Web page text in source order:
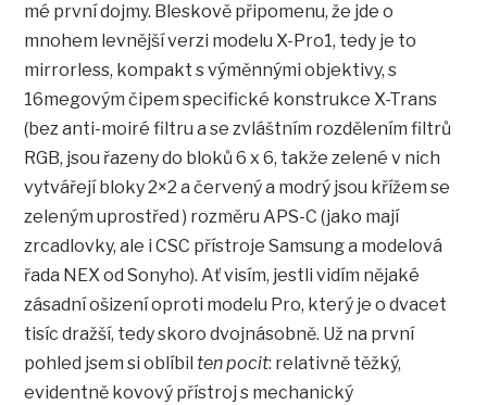
mé první dojmy. Bleskově připomenu, že jde o
mnohem levnější verzi modelu X-Pro1, tedy je to
mirrorless, kompakt s výměnnými objektivy, s
16megovým čipem specifické konstrukce X-Trans
(bez anti-moiré filtru a se zvláštním rozdělením filtrů
RGB, jsou řazeny do bloků 6 x 6, takže zelené v nich
vytvářejí bloky 2×2 a červený a modrý jsou křížem se
zeleným uprostřed ) rozměru APS-C (jako mají
zrcadlovky, ale i CSC přístroje Samsung a modelová
řada NEX od Sonyho). Ať visím, jestli vidím nějaké
zásadní ošizení oproti modelu Pro, který je o dvacet
tisíc dražší, tedy skoro dvojnásobně. Už na první
pohled jsem si oblíbil ten pocit: relativně těžký,
evidentně kovový přístroj s mechanický